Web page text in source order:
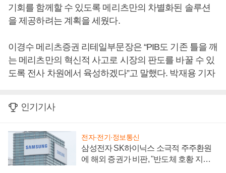
기회를 함께할 수 있도록 메리츠만의 차별화된 솔루션
을 제공하려는 계획을 세웠다.
이경수 메리츠증권 리테일부문장은 “PIB도 기존 틀을 깨
는 메리츠만의 혁신적 사고로 시장의 판도를 바꿀 수 있
도록 전사 차원에서 육성하겠다”고 말했다. 박재용 기자
인기기사
전자·전기·정보통신
삼성전자 SK하이닉스 소극적 주주환원
에 해외 증권가 비판, "반도체 호황 지속